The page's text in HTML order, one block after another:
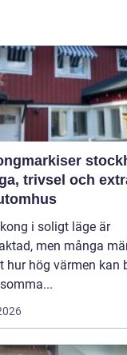
trivsel och
i soligt läge är
men många
hur hög värmen kan